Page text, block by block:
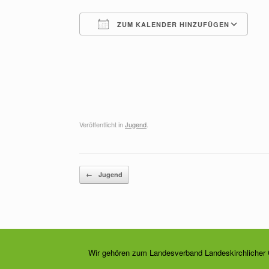
ZUM KALENDER HINZUFÜGEN
Veröffentlicht inJugend.
Beitragsnavigation
← Jugend
Wir gehören zum Landesverband